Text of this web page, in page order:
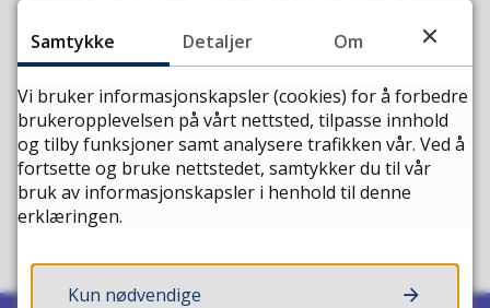
JA NEI
Samtykke Detaljer Om
Vi bruker informasjonskapsler (cookies) for å forbedre
brukeropplevelsen på vårt nettsted, tilpasse innhold
og tilby funksjoner samt analysere trafikken vår. Ved å
fortsette og bruke nettstedet, samtykker du til vår
bruk av informasjonskapsler i henhold til denne
erklæringen.
Kun nødvendige